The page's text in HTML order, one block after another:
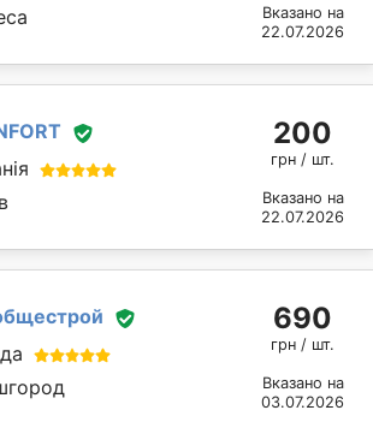
Вказано на
22.07.2026
200
грн / шт.
Вказано на
22.07.2026
690
грн / шт.
Вказано на
03.07.2026